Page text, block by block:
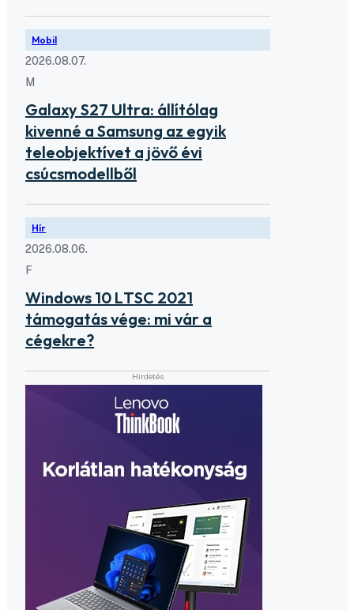
Mobil
2026.08.07.
M
Galaxy S27 Ultra: állítólag
kivenné a Samsung az egyik
teleobjektívet a jövő évi
csúcsmodellből
Hír
2026.08.06.
F
Windows 10 LTSC 2021
támogatás vége: mi vár a
cégekre?